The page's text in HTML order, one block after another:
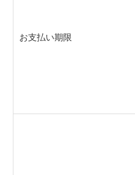
お支払い期限